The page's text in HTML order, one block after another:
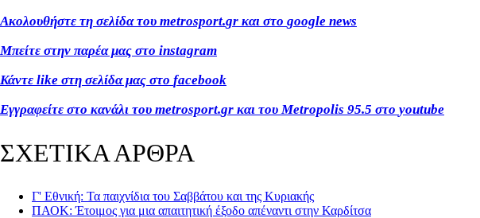
Ακολουθήστε τη σελίδα του metrosport.gr και στο google news
Μπείτε στην παρέα μας στο instagram
Κάντε like στη σελίδα μας στο facebook
Εγγραφείτε στο κανάλι του metrosport.gr και τουMetropolis 95.5 στο youtube
ΣΧΕΤΙΚΑ ΑΡΘΡΑ
Γ' Εθνική: Τα παιχνίδια του Σαββάτου και της Κυριακής
ΠΑΟΚ: Έτοιμος για μια απαιτητική έξοδο απέναντι στην Καρδίτσα